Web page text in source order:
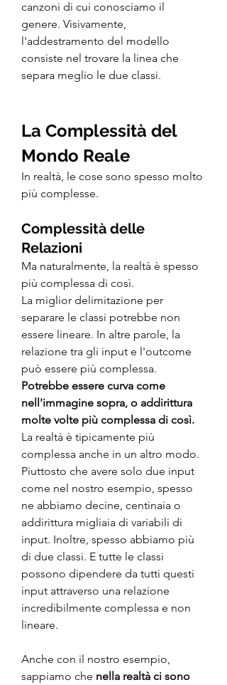
canzoni di cui conosciamo il
genere. Visivamente,
l'addestramento del modello
consiste nel trovare la linea che
separa meglio le due classi.
La Complessità del
Mondo Reale
In realtà, le cose sono spesso molto
più complesse.
Complessità delle
Relazioni
Ma naturalmente, la realtà è spesso
più complessa di così.
La miglior delimitazione per
separare le classi potrebbe non
essere lineare. In altre parole, la
relazione tra gli input e l'outcome
può essere più complessa.
Potrebbe essere curva come
nell'immagine sopra, o addirittura
molte volte più complessa di così.
La realtà è tipicamente più
complessa anche in un altro modo.
Piuttosto che avere solo due input
come nel nostro esempio, spesso
ne abbiamo decine, centinaia o
addirittura migliaia di variabili di
input. Inoltre, spesso abbiamo più
di due classi. E tutte le classi
possono dipendere da tutti questi
input attraverso una relazione
incredibilmente complessa e non
lineare.
Anche con il nostro esempio,
sappiamo che nella realtà ci sono